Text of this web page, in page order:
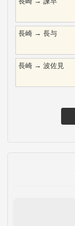
長崎 → 長与
長崎 → 波佐見